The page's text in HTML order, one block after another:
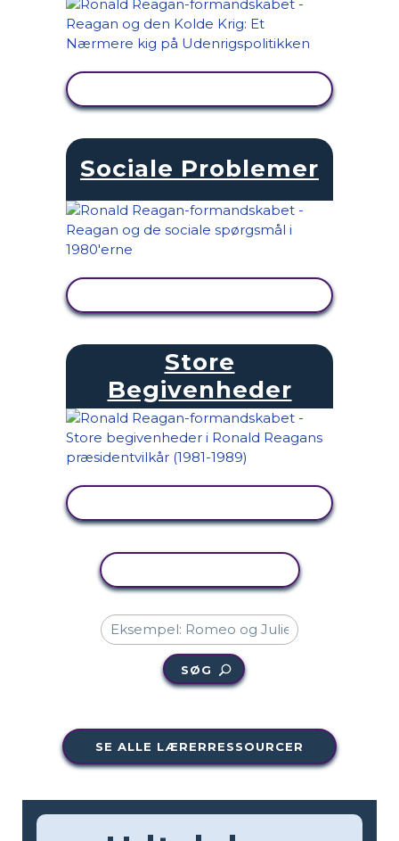
Sociale Problemer
Store
Begivenheder
SØG
SE ALLE LÆRERRESSOURCER